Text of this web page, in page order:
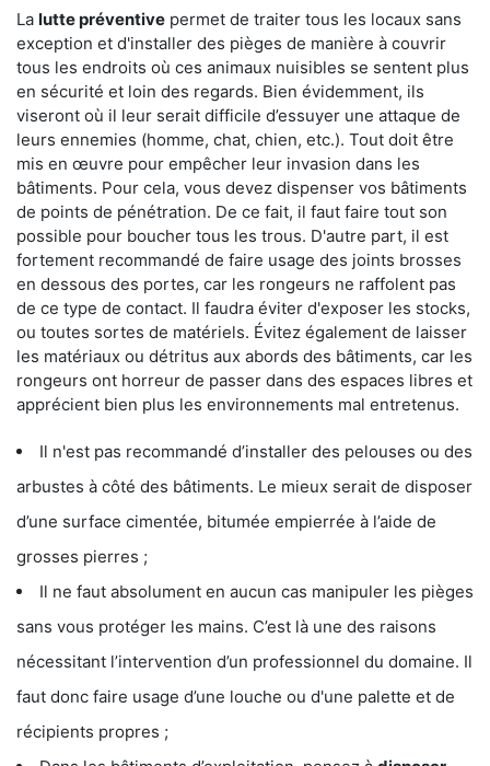
La lutte préventive permet de traiter tous les locaux sans
exception et d'installer des pièges de manière à couvrir
tous les endroits où ces animaux nuisibles se sentent plus
en sécurité et loin des regards. Bien évidemment, ils
viseront où il leur serait difficile d’essuyer une attaque de
leurs ennemies (homme, chat, chien, etc.). Tout doit être
mis en œuvre pour empêcher leur invasion dans les
bâtiments. Pour cela, vous devez dispenser vos bâtiments
de points de pénétration. De ce fait, il faut faire tout son
possible pour boucher tous les trous. D'autre part, il est
fortement recommandé de faire usage des joints brosses
en dessous des portes, car les rongeurs ne raffolent pas
de ce type de contact. Il faudra éviter d'exposer les stocks,
ou toutes sortes de matériels. Évitez également de laisser
les matériaux ou détritus aux abords des bâtiments, car les
rongeurs ont horreur de passer dans des espaces libres et
apprécient bien plus les environnements mal entretenus.
Il n'est pas recommandé d’installer des pelouses ou des
arbustes à côté des bâtiments. Le mieux serait de disposer
d’une surface cimentée, bitumée empierrée à l’aide de
grosses pierres ;
Il ne faut absolument en aucun cas manipuler les pièges
sans vous protéger les mains. C’est là une des raisons
nécessitant l’intervention d’un professionnel du domaine. Il
faut donc faire usage d’une louche ou d'une palette et de
récipients propres ;